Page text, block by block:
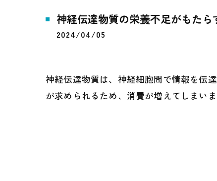
神経伝達物質の栄養不足がもたら
2024/04/05
神経伝達物質は、神経細胞間で情報を伝
が求められるため、消費が増えてしまい